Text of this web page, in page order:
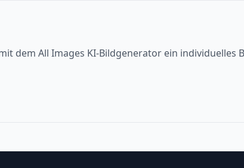
dem All Images KI-Bildgenerator ein individuelles